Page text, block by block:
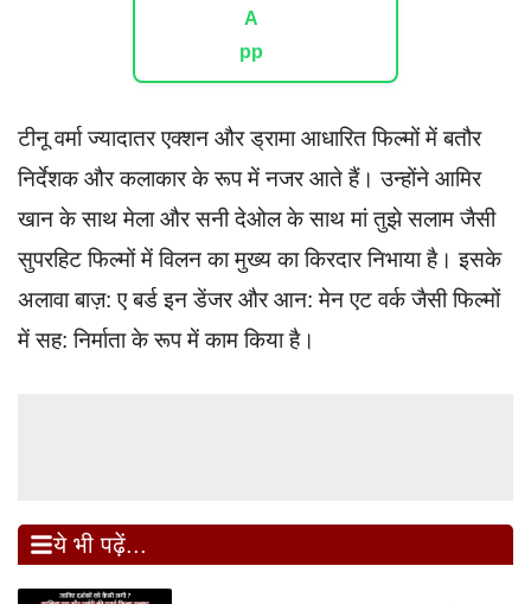
टीनू वर्मा ज्यादातर एक्शन और ड्रामा आधारित फिल्मों में बतौर
निर्देशक और कलाकार के रूप में नजर आते हैं। उन्होंने आमिर
खान के साथ मेला और सनी देओल के साथ मां तुझे सलाम जैसी
सुपरहिट फिल्मों में विलन का मुख्य का किरदार निभाया है। इसके
अलावा बाज़: ए बर्ड इन डेंजर और आन: मेन एट वर्क जैसी फिल्मों
में सह: निर्माता के रूप में काम किया है।
ये भी पढ़ें...